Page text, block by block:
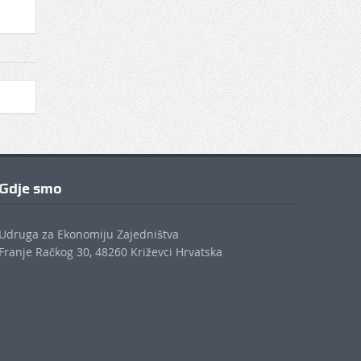
smo
za Ekonomiju Zajedništva
Račkog 30, 48260 Križevci Hrvatska